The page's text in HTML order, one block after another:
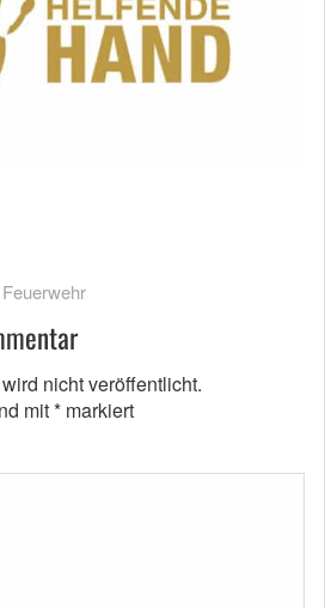
nicht veröffentlicht.
mit* markiert